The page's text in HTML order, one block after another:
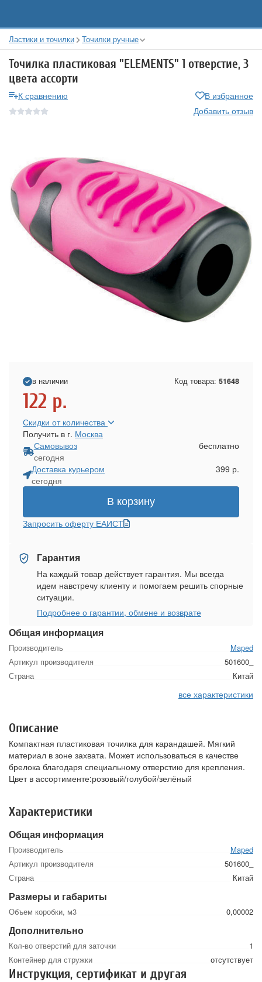
Ластики и точилки Точилки ручные
Точилка пластиковая "ELEMENTS" 1 отверстие, 3
цвета ассорти
К сравнению
В избранное
Добавить отзыв
Общая информация
Производитель
Maped
Артикул производителя
501600_
Страна
Китай
все характеристики
в наличии Код товара: 51648
122 р.
Скидки от количества
Получить в г. Москва
Самовывоз
сегодня
бесплатно
Доставка курьером
сегодня
399 р.
В корзину
Запросить оферту ЕАИСТ
Гарантия
На каждый товар действует гарантия. Мы всегда
идем навстречу клиенту и помогаем решить спорные
ситуации.
Подробнее о гарантии, обмене и возврате
Описание
Компактная пластиковая точилка для карандашей. Мягкий
материал в зоне захвата. Может использоваться в качестве
брелока благодаря специальному отверстию для крепления.
Цвет в ассортименте:розовый/голубой/зелёный
Характеристики
Общая информация
Производитель
Maped
Артикул производителя
501600_
Страна
Китай
Размеры и габариты
Объем коробки, м3 0,00002
Дополнительно
Кол-во отверстий для заточки
1
Контейнер для стружки
отсутствует
Инструкция, сертификат и другая